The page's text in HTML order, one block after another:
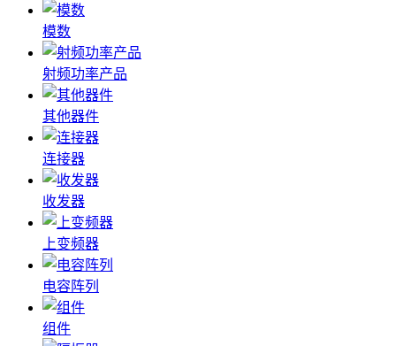
模数
射频功率产品
其他器件
连接器
收发器
上变频器
电容阵列
组件